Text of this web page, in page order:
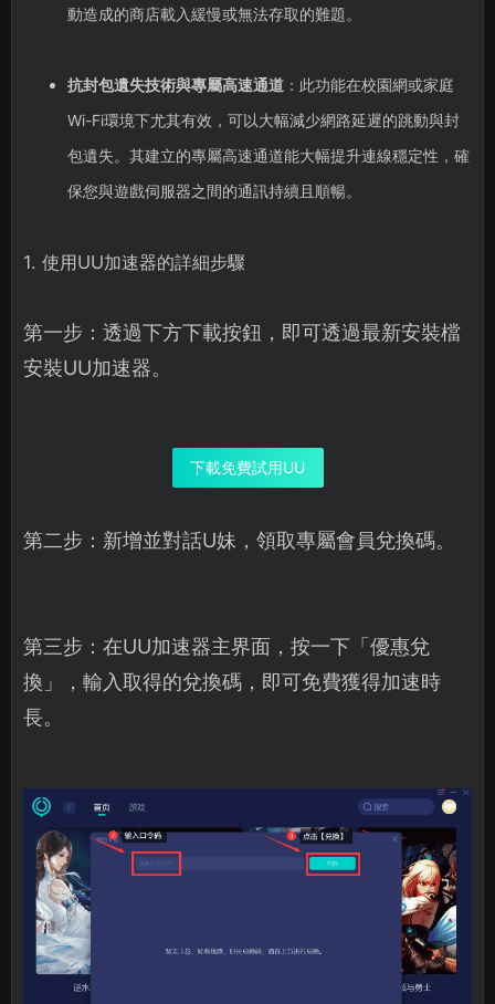
動造成的商店載入緩慢或無法存取的難題。
抗封包遺失技術與專屬高速通道：此功能在校園網或家庭
Wi-Fi環境下尤其有效，可以大幅減少網路延遲的跳動與封
包遺失。其建立的專屬高速通道能大幅提升連線穩定性，確
保您與遊戲伺服器之間的通訊持續且順暢。
1. 使用UU加速器的詳細步驟
第一步：透過下方下載按鈕，即可透過最新安裝檔
安裝UU加速器。
下載免費試用UU
第二步：新增並對話U妹，領取專屬會員兌換碼。
第三步：在UU加速器主界面，按一下「優惠兌
換」，輸入取得的兌換碼，即可免費獲得加速時
長。